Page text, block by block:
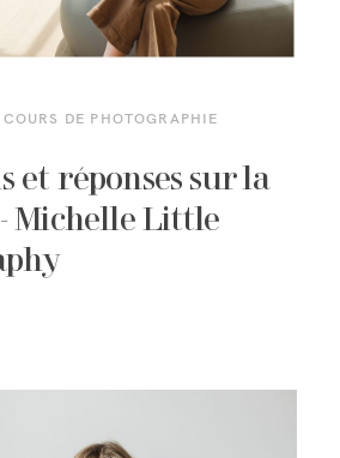
DE PHOTOGRAPHIE
et réponses sur la
Michelle Little